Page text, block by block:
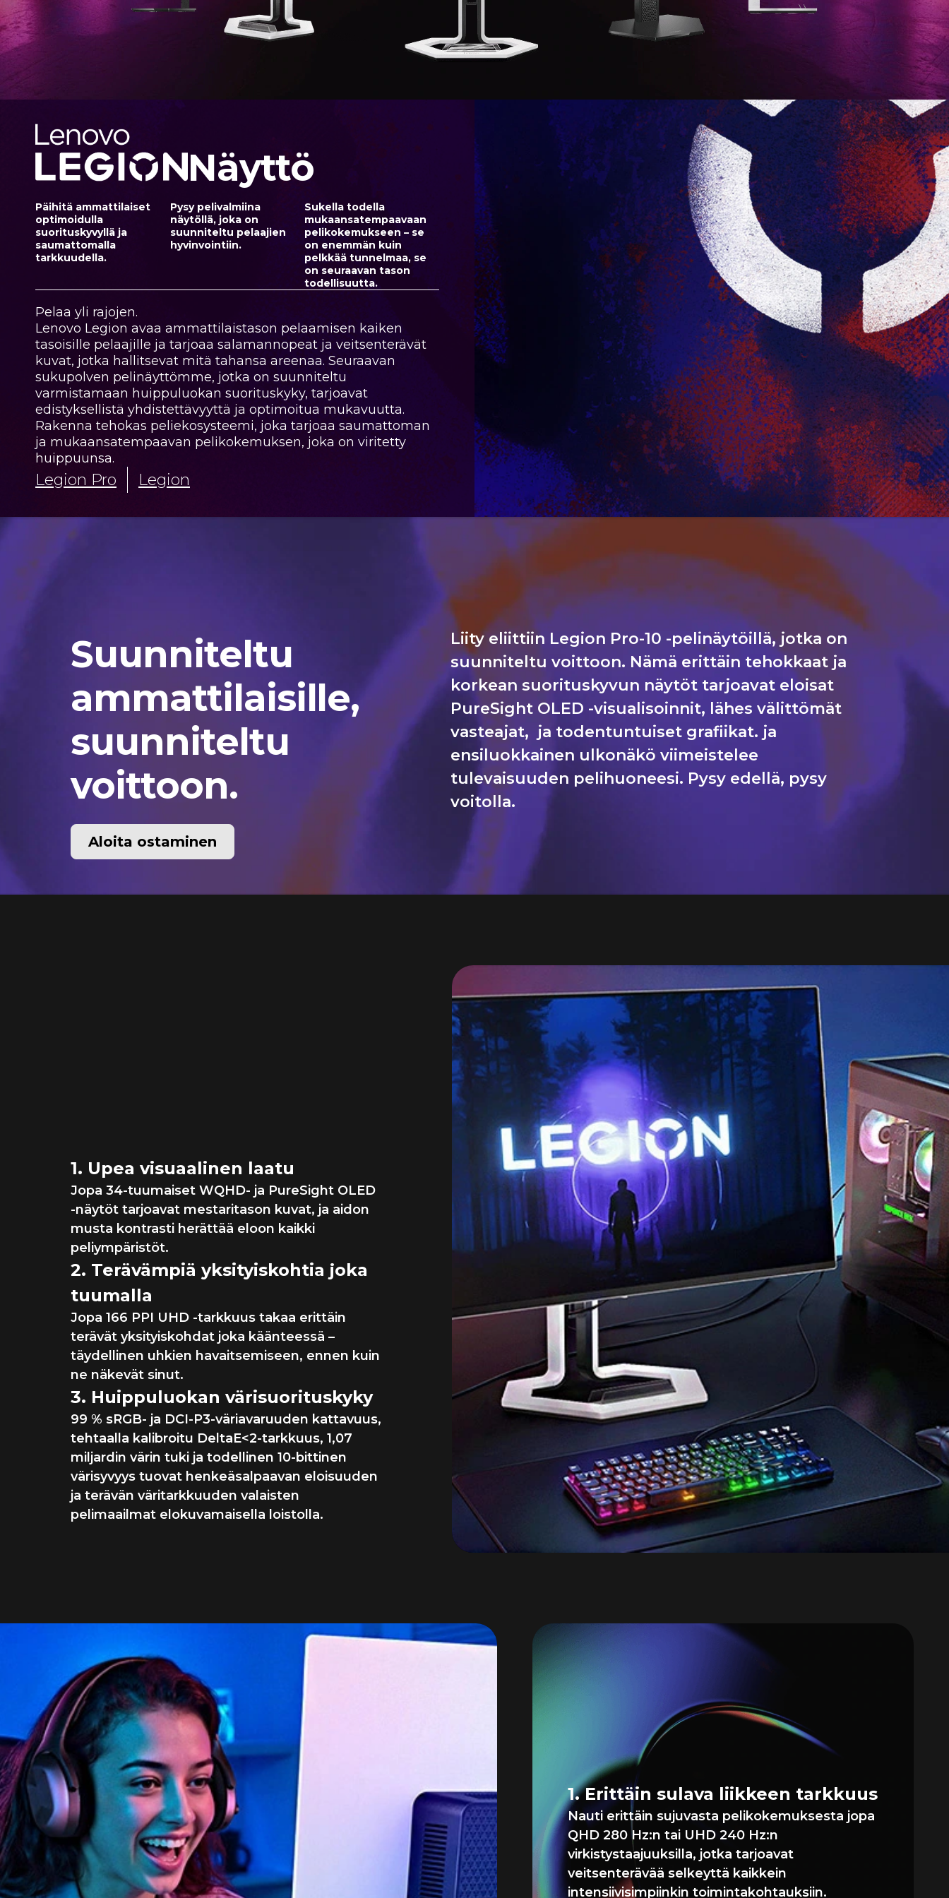
t
Näyttö
Päihitä ammattilaiset
optimoidulla
suorituskyvyllä ja
saumattomalla
tarkkuudella.
Pysy pelivalmiina
näytöllä, joka on
suunniteltu pelaajien
hyvinvointiin.
Sukella todella
mukaansatempaavaan
pelikokemukseen – se
on enemmän kuin
pelkkää tunnelmaa, se
on seuraavan tason
todellisuutta.
Pelaa yli rajojen.
Lenovo Legion avaa ammattilaistason pelaamisen kaiken
tasoisille pelaajille ja tarjoaa salamannopeat ja veitsenterävät
kuvat, jotka hallitsevat mitä tahansa areenaa. Seuraavan
sukupolven pelinäyttömme, jotka on suunniteltu
varmistamaan huippuluokan suorituskyky, tarjoavat
edistyksellistä yhdistettävyyttä ja optimoitua mukavuutta.
Rakenna tehokas peliekosysteemi, joka tarjoaa saumattoman
ja mukaansatempaavan pelikokemuksen, joka on viritetty
huippuunsa.
Legion Pro Legion
Suunniteltu
ammattilaisille,
suunniteltu
voittoon.
Liity eliittiin Legion Pro-10 -pelinäytöillä, jotka on
suunniteltu voittoon. Nämä erittäin tehokkaat ja
korkean suorituskyvun näytöt tarjoavat eloisat
PureSight OLED -visualisoinnit, lähes välittömät
vasteajat, ja todentuntuiset grafiikat. ja
ensiluokkainen ulkonäkö viimeistelee
tulevaisuuden pelihuoneesi. Pysy edellä, pysy
voitolla.
Aloita ostaminen
1. Upea visuaalinen laatu
Jopa 34-tuumaiset WQHD- ja PureSight OLED
-näytöt tarjoavat mestaritason kuvat, ja aidon
musta kontrasti herättää eloon kaikki
peliympäristöt.
2. Terävämpiä yksityiskohtia joka
tuumalla
Jopa 166 PPI UHD -tarkkuus takaa erittäin
terävät yksityiskohdat joka käänteessä –
täydellinen uhkien havaitsemiseen, ennen kuin
ne näkevät sinut.
3. Huippuluokan värisuorituskyky
99 % sRGB- ja DCI-P3-väriavaruuden kattavuus,
tehtaalla kalibroitu DeltaE<2-tarkkuus, 1,07
miljardin värin tuki ja todellinen 10-bittinen
värisyvyys tuovat henkeäsalpaavan eloisuuden
ja terävän väritarkkuuden valaisten
pelimaailmat elokuvamaisella loistolla.
Salamannopea
grafiikka,
silkkisen sulava
pelikokemus
1. Erittäin sulava liikkeen tarkkuus
Nauti erittäin sujuvasta pelikokemuksesta jopa
QHD 280 Hz:n tai UHD 240 Hz:n
virkistystaajuuksilla, jotka tarjoavat
veitsenterävää selkeyttä kaikkein
intensiivisimpiinkin toimintakohtauksiin.